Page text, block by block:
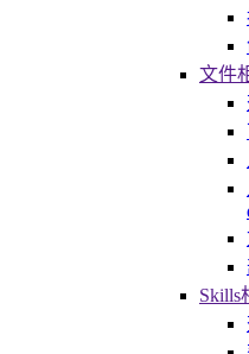
文件
Skills